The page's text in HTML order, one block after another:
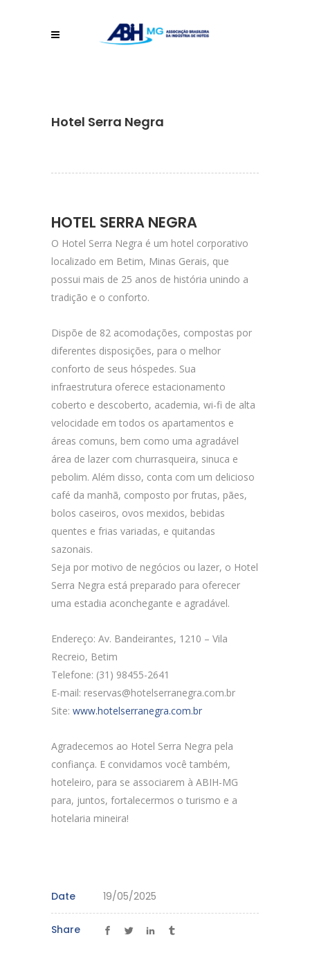
Hotel Serra Negra
HOTEL SERRA NEGRA
O Hotel Serra Negra é um hotel corporativo
localizado em Betim, Minas Gerais, que
possui mais de 25 anos de história unindo a
tradição e o conforto.
Dispõe de 82 acomodações, compostas por
diferentes disposições, para o melhor
conforto de seus hóspedes. Sua
infraestrutura oferece estacionamento
coberto e descoberto, academia, wi-fi de alta
velocidade em todos os apartamentos e
áreas comuns, bem como uma agradável
área de lazer com churrasqueira, sinuca e
pebolim. Além disso, conta com um delicioso
café da manhã, composto por frutas, pães,
bolos caseiros, ovos mexidos, bebidas
quentes e frias variadas, e quitandas
sazonais.
Seja por motivo de negócios ou lazer, o Hotel
Serra Negra está preparado para oferecer
uma estadia aconchegante e agradável.
Endereço: Av. Bandeirantes, 1210 – Vila
Recreio, Betim
Telefone: (31) 98455-2641
E-mail: reservas@hotelserranegra.com.br
Site: www.hotelserranegra.com.br
Agradecemos ao Hotel Serra Negra pela
confiança. E convidamos você também,
hoteleiro, para se associarem à ABIH-MG
para, juntos, fortalecermos o turismo e a
hotelaria mineira!
Date 19/05/2025
Share